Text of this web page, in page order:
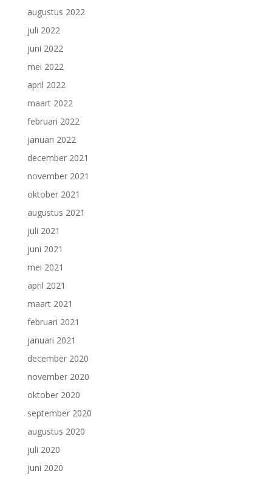
augustus 2022
juli 2022
juni 2022
mei 2022
april 2022
maart 2022
februari 2022
januari 2022
december 2021
november 2021
oktober 2021
augustus 2021
juli 2021
juni 2021
mei 2021
april 2021
maart 2021
februari 2021
januari 2021
december 2020
november 2020
oktober 2020
september 2020
augustus 2020
juli 2020
juni 2020